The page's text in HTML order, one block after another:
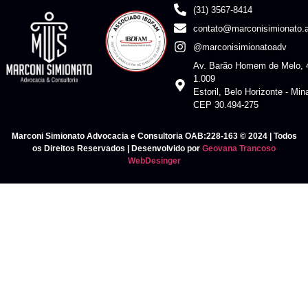
(31) 3567-8414
@marconisimionatoadv
Av. Barão Homem de Melo,
1.009
Estoril, Belo Horizonte -
CEP 30.494-275
Marconi Simionato Advocacia e Consultoria OAB:228-163 © 2024 | Todos
os Direitos Reservados | Desenvolvido por Geovana Trancoso
WebDesinger